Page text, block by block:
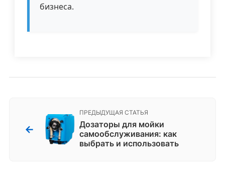
бизнеса.
←
ПРЕДЫДУЩАЯ СТАТЬЯ
Дозаторы для мойки
самообслуживания: как
выбрать и использовать